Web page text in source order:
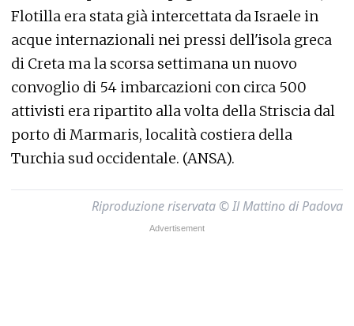
Flotilla era stata già intercettata da Israele in
acque internazionali nei pressi dell'isola greca
di Creta ma la scorsa settimana un nuovo
convoglio di 54 imbarcazioni con circa 500
attivisti era ripartito alla volta della Striscia dal
porto di Marmaris, località costiera della
Turchia sud occidentale. (ANSA).
Riproduzione riservata © Il Mattino di Padova